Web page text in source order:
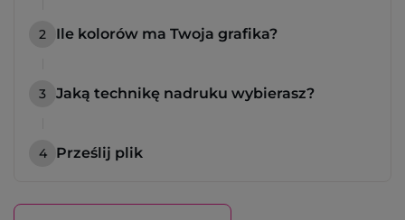
2 Ile kolorów ma Twoja grafika?
3 Jaką technikę nadruku wybierasz?
4 Prześlij plik